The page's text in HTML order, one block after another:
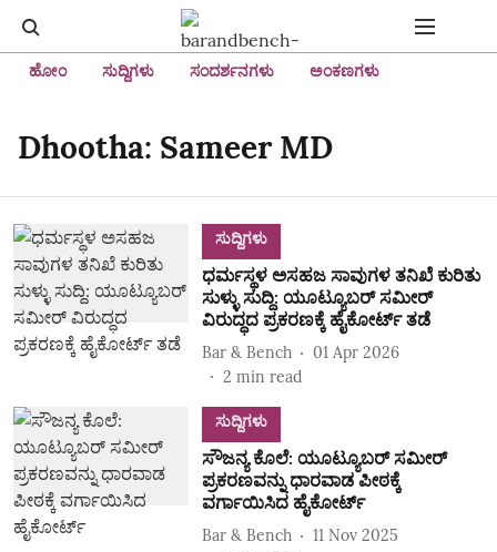
ಹೋಂ ಸುದ್ದಿಗಳು ಸಂದರ್ಶನಗಳು ಅಂಕಣಗಳು
Dhootha: Sameer MD
ಸುದ್ದಿಗಳು
ಧರ್ಮಸ್ಥಳ ಅಸಹಜ ಸಾವುಗಳ ತನಿಖೆ ಕುರಿತು
ಸುಳ್ಳು ಸುದ್ದಿ: ಯೂಟ್ಯೂಬರ್‌ ಸಮೀರ್‌
ವಿರುದ್ಧದ ಪ್ರಕರಣಕ್ಕೆ ಹೈಕೋರ್ಟ್‌ ತಡೆ
Bar & Bench
01 Apr 2026
2 min read
ಸುದ್ದಿಗಳು
ಸೌಜನ್ಯ ಕೊಲೆ: ಯೂಟ್ಯೂಬರ್‌ ಸಮೀರ್‌
ಪ್ರಕರಣವನ್ನು ಧಾರವಾಡ ಪೀಠಕ್ಕೆ
ವರ್ಗಾಯಿಸಿದ ಹೈಕೋರ್ಟ್‌
Bar & Bench
11 Nov 2025